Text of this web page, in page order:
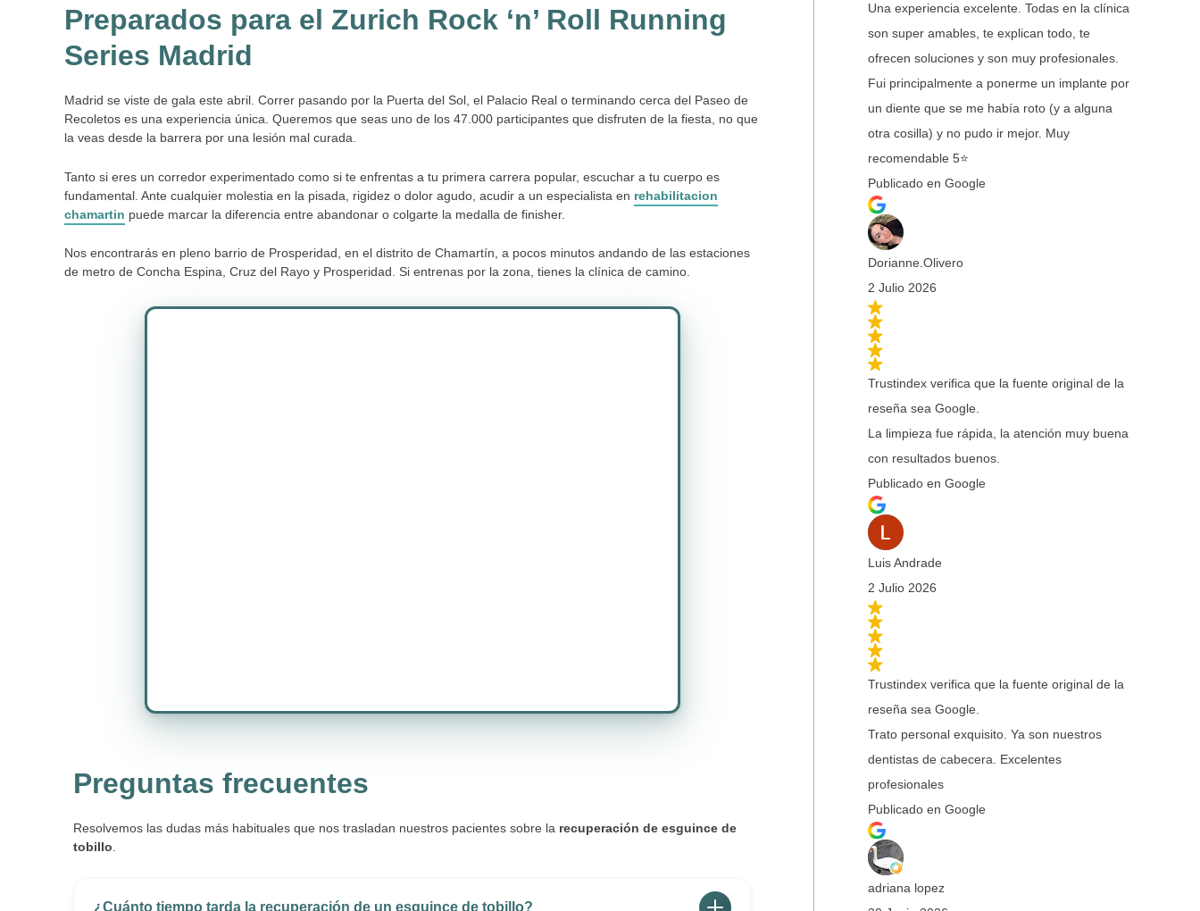
Preparados para el Zurich Rock ‘n’ Roll Running
Series Madrid
Madrid se viste de gala este abril. Correr pasando por la Puerta del Sol, el Palacio Real o terminando cerca del Paseo de
Recoletos es una experiencia única. Queremos que seas uno de los 47.000 participantes que disfruten de la fiesta, no que
la veas desde la barrera por una lesión mal curada.
Tanto si eres un corredor experimentado como si te enfrentas a tu primera carrera popular, escuchar a tu cuerpo es
fundamental. Ante cualquier molestia en la pisada, rigidez o dolor agudo, acudir a un especialista en rehabilitacion
chamartin puede marcar la diferencia entre abandonar o colgarte la medalla de finisher.
Nos encontrarás en pleno barrio de Prosperidad, en el distrito de Chamartín, a pocos minutos andando de las estaciones
de metro de Concha Espina, Cruz del Rayo y Prosperidad. Si entrenas por la zona, tienes la clínica de camino.
Preguntas frecuentes
Resolvemos las dudas más habituales que nos trasladan nuestros pacientes sobre la recuperación de esguince de
tobillo.
¿Cuánto tiempo tarda la recuperación de un esguince de tobillo?
Una experiencia excelente. Todas en la clínica
son super amables, te explican todo, te
ofrecen soluciones y son muy profesionales.
Fui principalmente a ponerme un implante por
un diente que se me había roto (y a alguna
otra cosilla) y no pudo ir mejor. Muy
recomendable 5⭐
Publicado en Google
Dorianne.Olivero
2 Julio 2026
Trustindex verifica que la fuente original de la
reseña sea Google.
La limpieza fue rápida, la atención muy buena
con resultados buenos.
Publicado en Google
Luis Andrade
2 Julio 2026
Trustindex verifica que la fuente original de la
reseña sea Google.
Trato personal exquisito. Ya son nuestros
dentistas de cabecera. Excelentes
profesionales
Publicado en Google
adriana lopez